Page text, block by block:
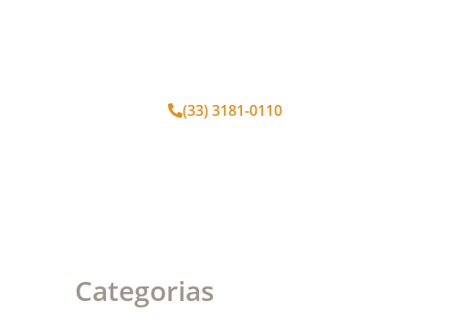
(33) 3181-0110
Categorias